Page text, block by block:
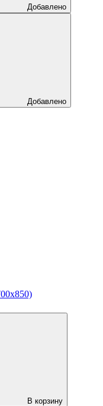
Добавлено
Добавлено
В корзину